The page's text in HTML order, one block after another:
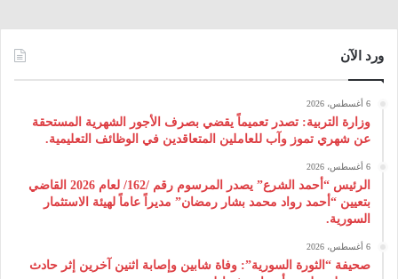
ورد الآن
6 أغسطس، 2026
وزارة التربية: تصدر تعميماً يقضي بصرف الأجور الشهرية المستحقة
عن شهري تموز وآب للعاملين المتعاقدين في الوظائف التعليمية.
6 أغسطس، 2026
الرئيس “أحمد الشرع” يصدر المرسوم رقم /162/ لعام 2026 ‌القاضي
بتعيين “أحمد رواد محمد بشار رمضان” مديراً عاماً لهيئة ‌الاستثمار
السورية.
6 أغسطس، 2026
صحيفة “الثورة السورية”: وفاة شابين وإصابة اثنين آخرين إثر حادث